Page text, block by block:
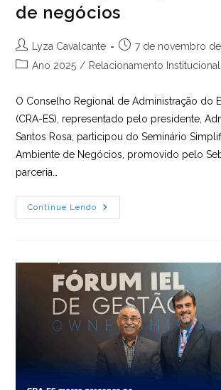
de negócios
Autor
do
Lyza Cavalcante
Post
publicado:
7 de novembro
Categoria
Ano 2025 / Relacionamento Institucional
O Conselho Regional de Administração do
(CRA-ES), representado pelo presidente,
Santos Rosa, participou do Seminário
Ambiente de Negócios, promovido pelo
parceria…
Continue Lendo
CRA-
ES
Do
Ambiente
De
Negócios